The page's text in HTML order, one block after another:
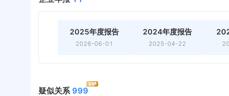
2025年度报告
2026-06-01
2024年度报告
2025-04-22
疑似关系 999